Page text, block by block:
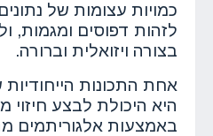
כמויות עצומות של
לזהות דפוסים ומגמות,
בצורה ויזואלית וברורה.
אחת התכונות
היא היכולת לבצע חיזוי
באמצעות אלגוריתמים